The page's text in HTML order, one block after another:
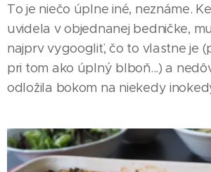
To je niečo úplne iné, neznáme.
uvidela v objednanej bedničke,
najprv vygoogliť, čo to vlastne je
pri tom ako úplný blboň...) a
odložila bokom na niekedy